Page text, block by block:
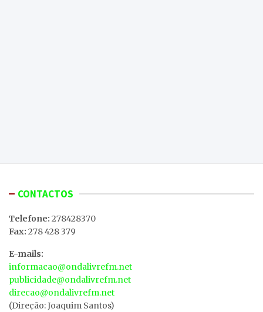
CONTACTOS
Telefone: 278428370
Fax: 278 428 379
E-mails:
informacao@ondalivrefm.net
publicidade@ondalivrefm.net
direcao@ondalivrefm.net
(Direção: Joaquim Santos)